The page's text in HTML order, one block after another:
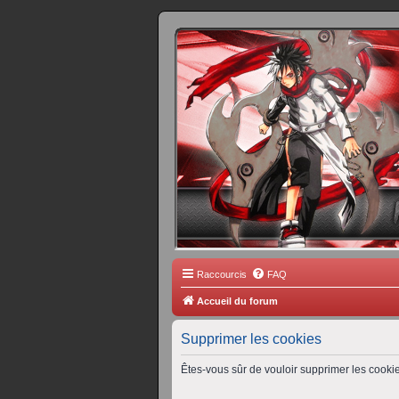
Scantrad Ares,
Raccourcis FAQ
Accueil du forum
Supprimer les cookies
Êtes-vous sûr de vouloir supprimer les